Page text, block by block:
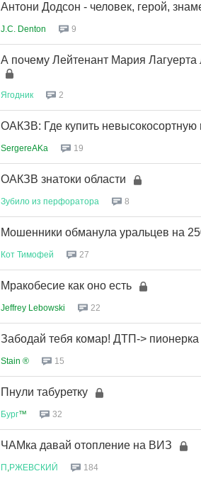
Антони Додсон - человек, герой,
J.C. Denton 9
А почему Лейтенант Мария
Ягодник 2
ОАКЗВ: Где купить невысокосортную
SergereAKa 19
ОАКЗВ знатоки области
Зубило из перфоратора 8
Мошенники обманула уральцев на
Кот Тимофей 27
Мракобесие как оно есть
Jeffrey Lebowski 22
Забодай тебя комар! ДТП-> пионерка
Stain ® 15
Пнули табуретку
Бург™ 32
ЧАМка давай отопление на ВИЗ
П РЖЕВСКИЙ 184